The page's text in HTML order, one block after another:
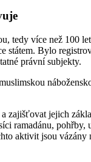
tedy více než 100
státem. Bylo
právní subjekty.
zajišťovat jejich
ramadánu, pohřby,
aktivit jsou vázány